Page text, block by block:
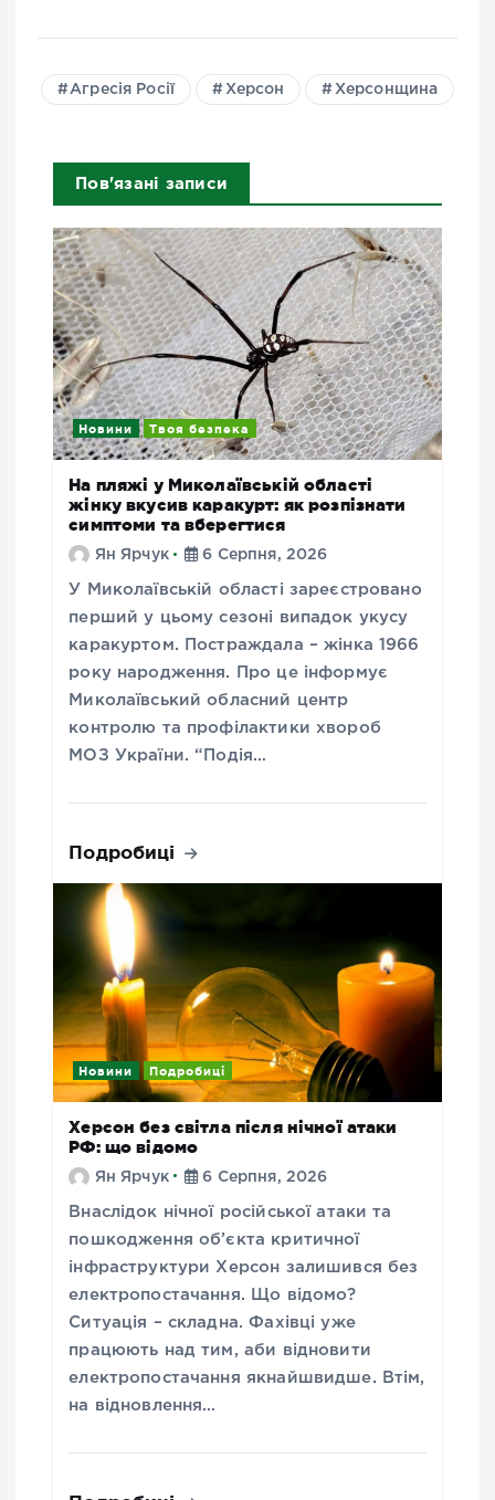
Агресія Росії Херсон Херсонщина
Пов'язані записи
Новини Твоя безпека
На пляжі у Миколаївській області
жінку вкусив каракурт: як розпізнати
симптоми та вберегтися
Ян Ярчук 6 Серпня, 2026
У Миколаївській області зареєстровано
перший у цьому сезоні випадок укусу
каракуртом. Постраждала – жінка 1966
року народження. Про це інформує
Миколаївський обласний центр
контролю та профілактики хвороб
МОЗ України. “Подія…
Подробиці
Новини Подробиці
Херсон без світла після нічної атаки
РФ: що відомо
Ян Ярчук 6 Серпня, 2026
Внаслідок нічної російської атаки та
пошкодження об’єкта критичної
інфраструктури Херсон залишився без
електропостачання. Що відомо?
Ситуація – складна. Фахівці уже
працюють над тим, аби відновити
електропостачання якнайшвидше. Втім,
на відновлення…